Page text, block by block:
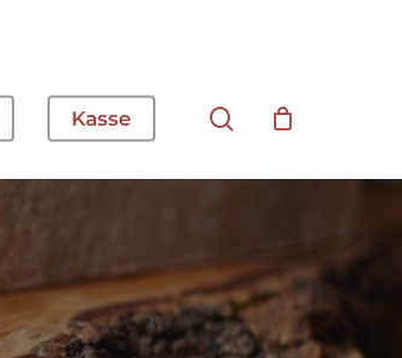
Kasse Suche